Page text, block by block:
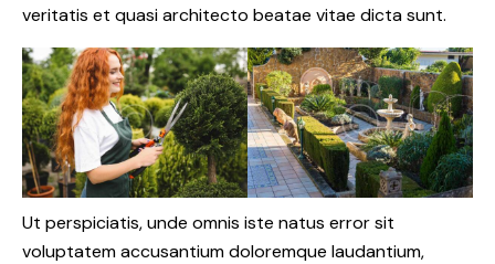
veritatis et quasi architecto beatae vitae dicta sunt.
Ut perspiciatis, unde omnis iste natus error sit
voluptatem accusantium doloremque laudantium,